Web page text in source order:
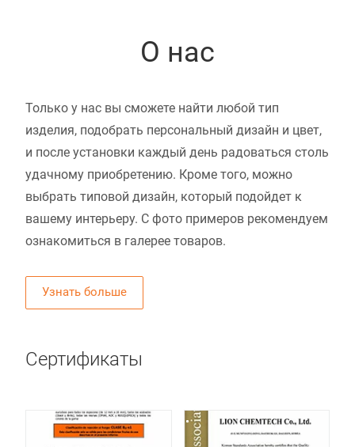
О нас
Только у нас вы сможете найти любой тип
изделия, подобрать персональный дизайн и цвет,
и после установки каждый день радоваться столь
удачному приобретению. Кроме того, можно
выбрать типовой дизайн, который подойдет к
вашему интерьеру. С фото примеров рекомендуем
ознакомиться в галерее товаров.
Узнать больше
Сертификаты